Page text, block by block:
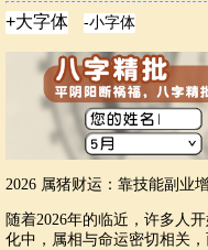
2026 属猪财运：靠技能副业
随着2026年的临近，许多人
化中，属相与命运密切相关